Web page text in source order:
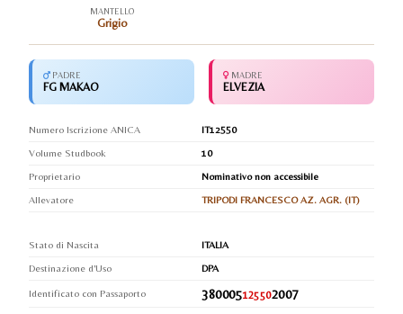
MANTELLO
Grigio
PADRE
FG MAKAO
MADRE
ELVEZIA
Numero Iscrizione ANICA
IT12550
Volume Studbook
10
Proprietario
Nominativo non accessibile
Allevatore
TRIPODI FRANCESCO AZ. AGR. (IT)
Stato di Nascita
ITALIA
Destinazione d'Uso
DPA
Identificato con Passaporto 380005125502007